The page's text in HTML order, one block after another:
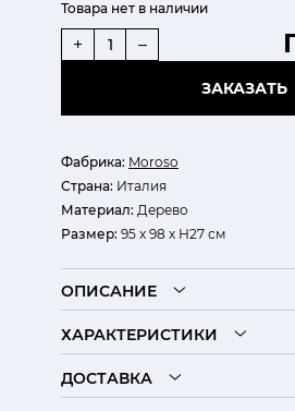
Фабрика: Moroso
Страна: Италия
Материал: Дерево
Размер: 95 х 98 х Н27 см
Товара нет в наличии
+ –
ЗАКАЗАТЬ
ОПИСАНИЕ
ХАРАКТЕРИСТИКИ
ДОСТАВКА